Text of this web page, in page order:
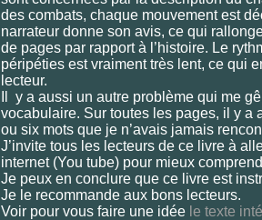
des combats, chaque mouvement est
narrateur donne son avis, ce qui
de pages par rapport à l’histoire. Le
péripéties est vraiment très lent, ce qui
lecteur.
Il y a aussi un autre problème qui me
vocabulaire. Sur toutes les pages, il y a
ou six mots que je n’avais jamais
J’invite tous les lecteurs de ce livre à
internet (You tube) pour mieux
Je peux en conclure que ce livre est
Je le recommande aux bons lecteurs.
Voir pour vous faire une idée le texte